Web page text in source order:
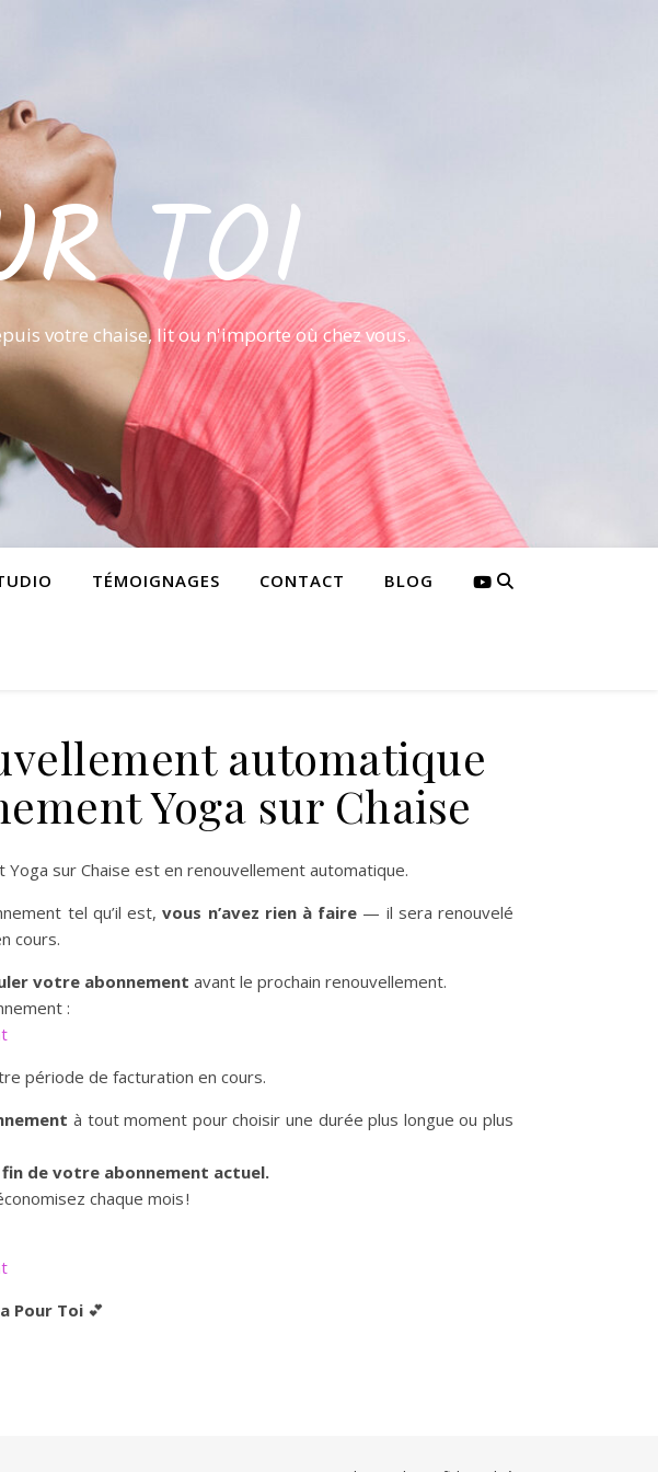
TOI
votre chaise, lit ou n'importe où chez vous.
TÉMOIGNAGES CONTACT BLOG
automatique
Yoga sur Chaise
sur Chaise est en renouvellement automatique.
tel qu’il est,vous n’avez rien à faire — il sera renouvelé
cours.
votre abonnement avant le prochain renouvellement.
:
période de facturation en cours.
à tout moment pour choisir une durée plus longue ou plus
de votre abonnement actuel.
chaque mois !
Pour Toi 💕